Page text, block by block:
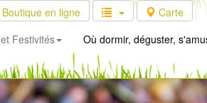
Boutique en ligne
Carte
et Festivités Où dormir, déguster,